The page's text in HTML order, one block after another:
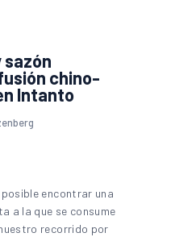
sazón
chino-
Intanto
posible encontrar una
a la que se consume
recorrido por